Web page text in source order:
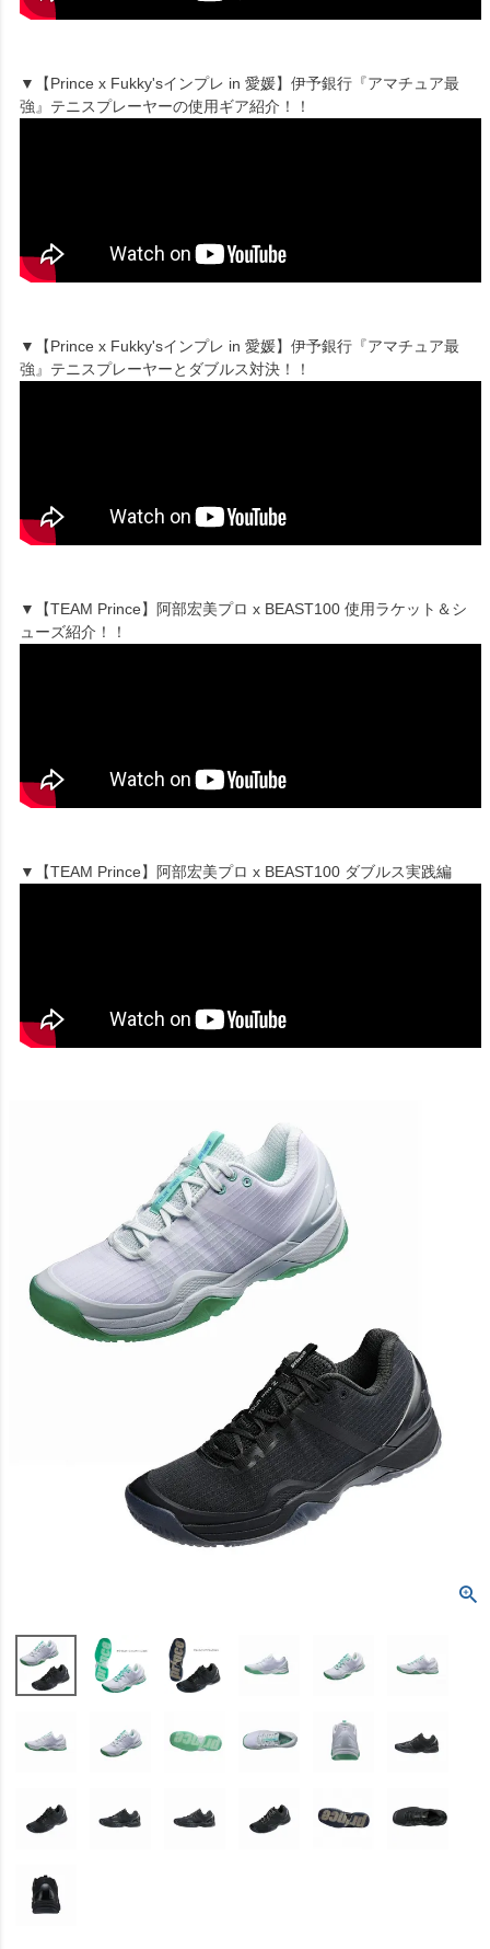
▼【Prince x Fukky'sインプレ in 愛媛】伊予銀行『アマチュア最
強』テニスプレーヤーの使用ギア紹介！！
▼【Prince x Fukky'sインプレ in 愛媛】伊予銀行『アマチュア最
強』テニスプレーヤーとダブルス対決！！
▼【TEAM Prince】阿部宏美プロ x BEAST100 使用ラケット＆シ
ューズ紹介！！
▼【TEAM Prince】阿部宏美プロ x BEAST100 ダブルス実践編